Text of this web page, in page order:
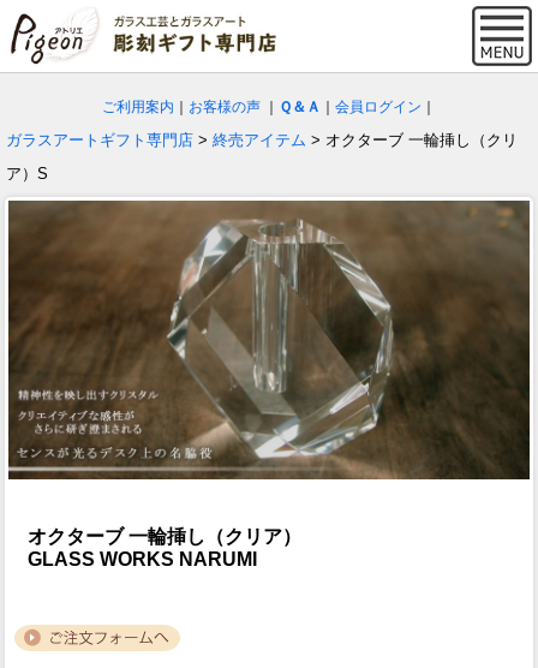
ご利用案内 お客様の声 Ｑ＆Ａ 会員ログイン
ガラスアートギフト専門店 > 終売アイテム > オクターブ 一輪挿し（クリ
ア）S
オクターブ 一輪挿し（クリア）
GLASS WORKS NARUMI